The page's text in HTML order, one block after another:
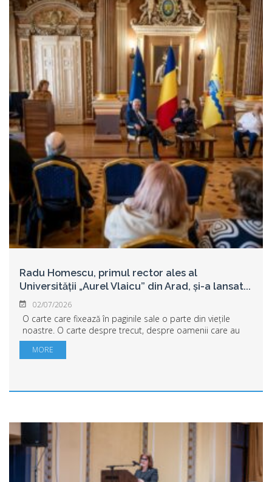
Radu Homescu, primul rector ales al
Universității „Aurel Vlaicu” din Arad, și-a lansat...
02/07/2026
O carte care fixează în paginile sale o parte din viețile
noastre. O carte despre trecut, despre oamenii care au
fost și despre cei care sunt încă printre noi, oameni care,
într-un fel sau altul, au c...
MORE